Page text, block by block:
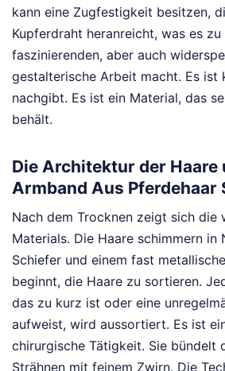
kann eine Zugfestigkeit besitzen,
Kupferdraht heranreicht, was es zu
faszinierenden, aber auch
gestalterische Arbeit macht. Es ist
nachgibt. Es ist ein Material, das
behält.
Die Architektur der Haare
Armband Aus Pferdehaar
Nach dem Trocknen zeigt sich die
Materials. Die Haare schimmern in
Schiefer und einem fast
beginnt, die Haare zu sortieren.
das zu kurz ist oder eine
aufweist, wird aussortiert. Es ist
chirurgische Tätigkeit. Sie bündelt
Strähnen mit feinem Zwirn. Die